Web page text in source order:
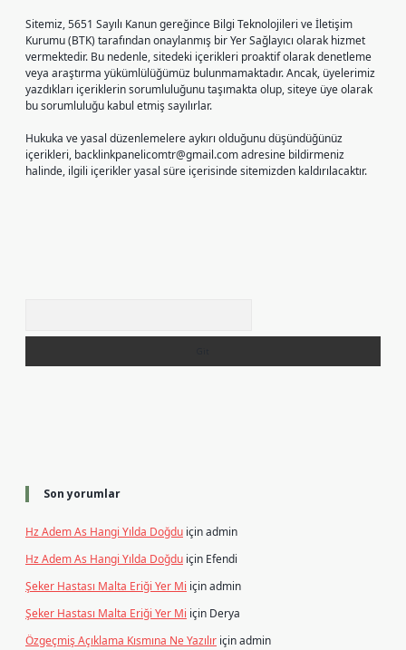
Sitemiz, 5651 Sayılı Kanun gereğince Bilgi Teknolojileri ve İletişim
Kurumu (BTK) tarafından onaylanmış bir Yer Sağlayıcı olarak hizmet
vermektedir. Bu nedenle, sitedeki içerikleri proaktif olarak denetleme
veya araştırma yükümlülüğümüz bulunmamaktadır. Ancak, üyelerimiz
yazdıkları içeriklerin sorumluluğunu taşımakta olup, siteye üye olarak
bu sorumluluğu kabul etmiş sayılırlar.
Hukuka ve yasal düzenlemelere aykırı olduğunu düşündüğünüz
içerikleri, backlinkpanelicomtr@gmail.comadresine bildirmeniz
halinde, ilgili içerikler yasal süre içerisinde sitemizden kaldırılacaktır.
Son yorumlar
Hz Adem As Hangi Yılda Doğdu içinadmin
Hz Adem As Hangi Yılda Doğdu için Efendi
Şeker Hastası Malta Eriği Yer Mi içinadmin
Şeker Hastası Malta Eriği Yer Mi için Derya
Özgeçmiş Açıklama Kısmına Ne Yazılır içinadmin